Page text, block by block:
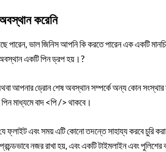
করেনি
পারেন, ভাল জিনিস আপনি কি করতে পারেন এক একটি
একটি পিন ড্রপ হয়।?
আপনার ড্রোন শেষ অবস্থান সম্পর্কে অন্য কোন সংস্থার
মাধ্যমে বাদ <পি /> থাকবে।
এবং সময় এটি কোনো তদন্তে সাহায্য করবে চুরি করা
নজর রাখা হয়, এবং একটি টাইমলাইন এবং